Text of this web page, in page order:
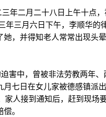
年二月二十八日上午十点
年三月六日下午，李顺华的
，并得知老人常常出现头
害中，曾被非法劳教两年、
七日在女儿家被德感镇派
家人接到通知后，赶到现场
。